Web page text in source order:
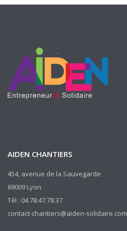
AIDEN CHANTIERS
454, avenue de la Sauvegarde
69009 Lyon
Tél : 04.78.47.78.37
contact-chantiers@aiden-solidaire.com